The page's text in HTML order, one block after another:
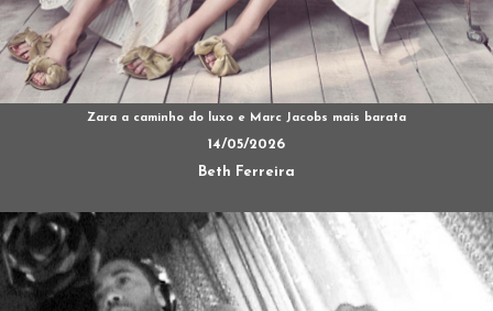
Zara a caminho do luxo e Marc Jacobs mais barata
14/05/2026
Beth Ferreira